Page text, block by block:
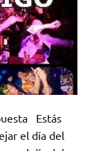
Estás
el día del